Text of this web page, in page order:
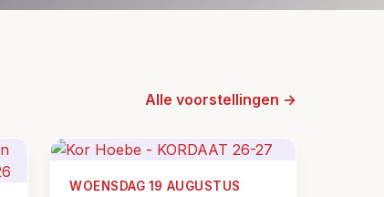
Alle voorstellingen →
WOENSDAG 19 AUGUSTUS